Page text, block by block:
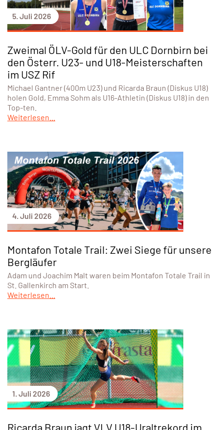
5. Juli 2026
Zweimal ÖLV-Gold für den ULC Dornbirn bei
den Österr. U23- und U18-Meisterschaften
im USZ Rif
Michael Gantner (400m U23) und Ricarda Braun (Diskus U18)
holen Gold, Emma Sohm als U16-Athletin (Diskus U18) in den
Top-ten.
Weiterlesen...
4. Juli 2026
Montafon Totale Trail: Zwei Siege für unsere
Bergläufer
Adam und Joachim Malt waren beim Montafon Totale Trail in
St. Gallenkirch am Start.
Weiterlesen...
1. Juli 2026
Ricarda Braun jagt VLV U18-Uraltrekord im